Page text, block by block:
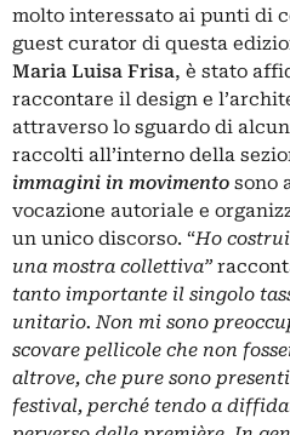
molto interessato ai punti di
guest curator di questa
Maria Luisa Frisa, è stato
raccontare il design e
attraverso lo sguardo di
raccolti all’interno della
immagini in movimento sono
vocazione autoriale e
un unico discorso. “Ho
una mostra collettiva”
tanto importante il singolo
unitario. Non mi sono
scovare pellicole che non
altrove, che pure sono
festival, perché tendo a